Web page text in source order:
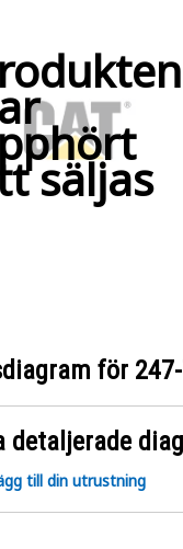
säljas
för
detaljerade
till din utrustning